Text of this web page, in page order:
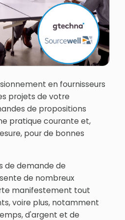
en fournisseurs
projets de votre
de propositions
pratique courante et,
pour de bonnes
de demande de
de nombreux
manifestement tout
voire plus, notamment
d'argent et de